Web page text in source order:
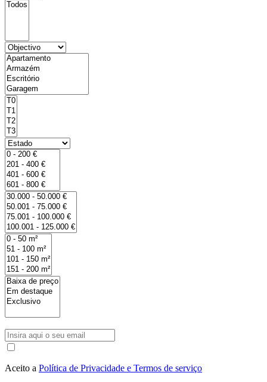
Aceito a Política de Privacidade e Termos de serviço